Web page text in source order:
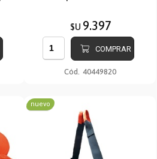
$U 9.397
COMPRAR
Cód. 40449820
nuevo